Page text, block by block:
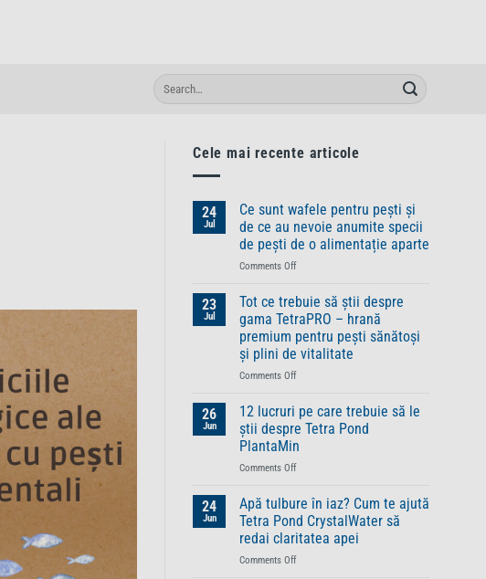
Cele mai recente articole
24
Jul
Ce sunt wafele pentru pești și
de ce au nevoie anumite specii
de pești de o alimentație aparte
Comments Offon
sunt
wafele
pentru
pești
și
de
nevoie
anumite
specii
de
alimentație
aparte
23
Jul
Tot ce trebuie să știi despre
gama TetraPRO – hrană
premium pentru pești sănătoși
și plini de vitalitate
Comments Offon
trebuie
să
știi
despre
TetraPRO
hrană
premium
pentru
26
Jun
12 lucruri pe care trebuie să le
știi despre Tetra Pond
PlantaMin
Comments Offon
lucruri
pe
care
trebuie
să
24
Jun
Apă tulbure în iaz? Cum te ajută
Tetra Pond CrystalWater să
redai claritatea apei
Comments Offon